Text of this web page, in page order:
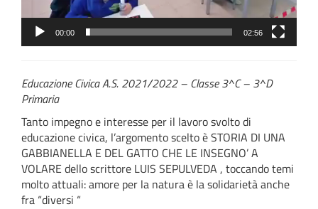
00:00 02:56
Educazione Civica A.S. 2021/2022 – Classe 3^C – 3^D
Primaria
Tanto impegno e interesse per il lavoro svolto di
educazione civica, l’argomento scelto è STORIA DI UNA
GABBIANELLA E DEL GATTO CHE LE INSEGNO’ A
VOLARE dello scrittore LUIS SEPULVEDA , toccando temi
molto attuali: amore per la natura è la solidarietà anche
fra “diversi “